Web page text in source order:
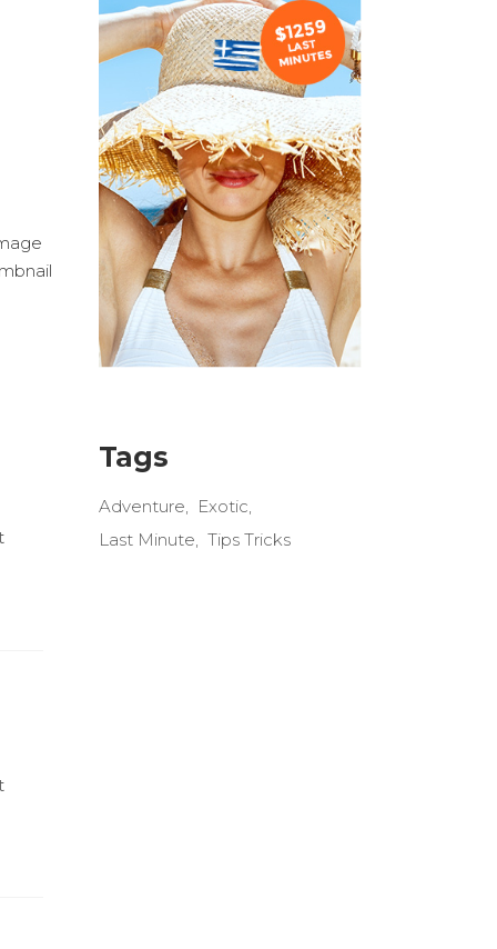
Tags
Adventure
Exotic
Last Minute
Tips Tricks